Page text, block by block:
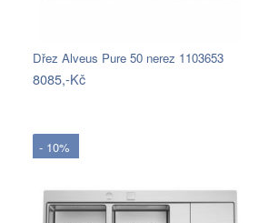
Dřez Alveus Pure 50 nerez 1103653
8085,-Kč
- 10%